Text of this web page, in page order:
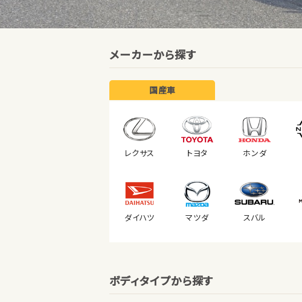
メーカーから探す
国産車
レクサス トヨタ ホンダ
ダイハツ マツダ スバル
ボディタイプから探す